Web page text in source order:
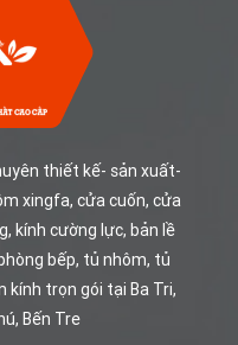
thiết kế- sản xuất-
xingfa, cửa cuốn, cửa
kính cường lực, bản lề
bếp, tủ nhôm, tủ
kính trọn gói tại Ba Tri,
Bến Tre